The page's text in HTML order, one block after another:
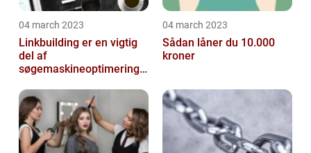
04 march 2023
Linkbuilding er en vigtig
del af
søgemaskineoptimeringe
04 march 2023
Sådan låner du 10.000
kroner